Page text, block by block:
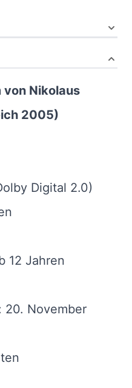
von Nikolaus
2005)
Digital 2.0)
12 Jahren
20. November